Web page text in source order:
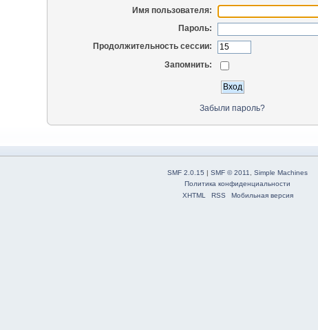
Имя пользователя:
Пароль:
Продолжительность сессии:
Запомнить:
Забыли пароль?
SMF 2.0.15 |SMF © 2011 ,Simple Machines
Политика конфиденциальности
XHTML
RSS Мобильная версия